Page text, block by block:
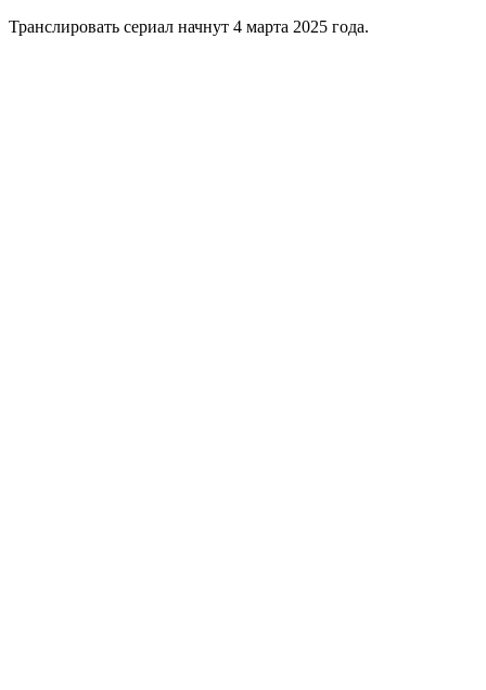
Транслировать сериал начнут 4 марта 2025 года.